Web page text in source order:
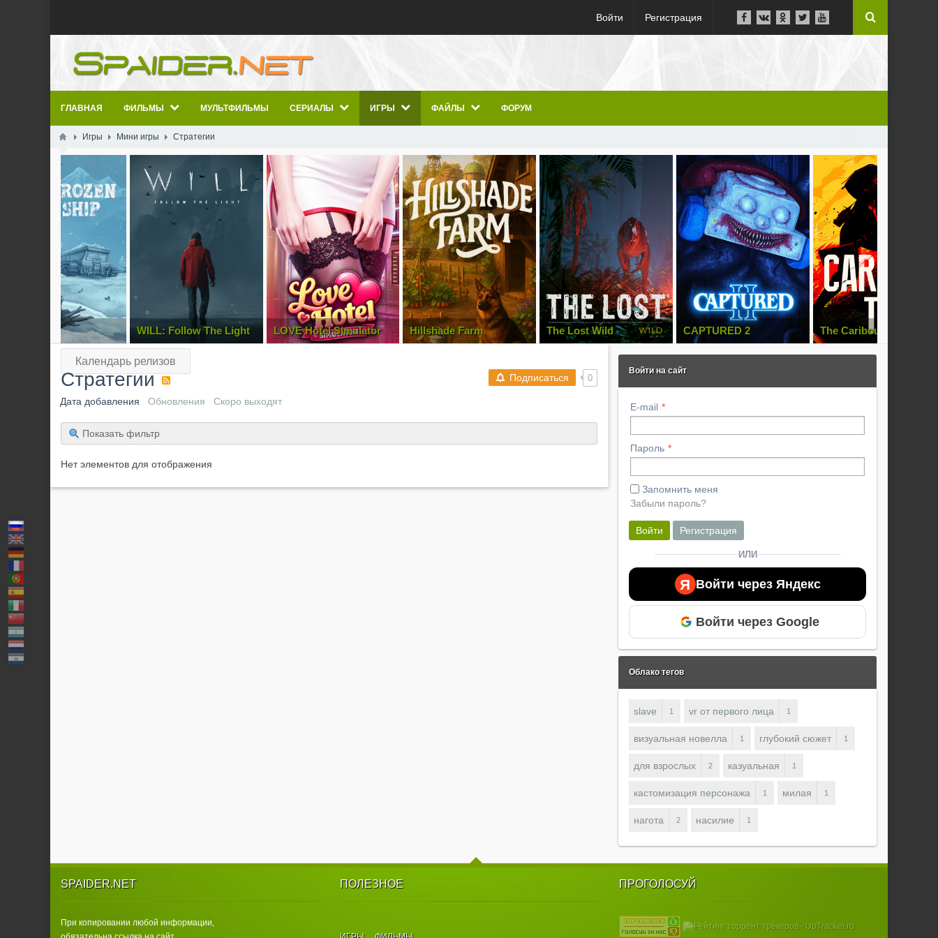
Войти Регистрация
ГЛАВНАЯ ФИЛЬМЫ МУЛЬТФИЛЬМЫ СЕРИАЛЫ ИГРЫ ФАЙЛЫ ФОРУМ
Игры Мини игры Стратегии
WILL: Follow The Light LOVE Hotel Simulator Hillshade Farm The Lost Wild CAPTURED 2 The Caribou Trail
Cthulhu: The Cosmic
Abyss
Календарь релизов
Подписаться 0
Стратегии
Дата добавления Обновления Скоро выходят
Показать фильтр
Нет элементов для отображения
Войти на сайт
E-mail
Пароль
Запомнить меня
Забыли пароль?
Войти Регистрация
ИЛИ
Я Войти через Яндекс
Войти через Google
Облако тегов
slave 1 vr от первого лица 1
визуальная новелла 1 глубокий сюжет 1
для взрослых 2 казуальная 1
кастомизация персонажа 1 милая 1
нагота 2 насилие 1
SPAIDER.NET
При копировании любой информации,
ПОЛЕЗНОЕ ПРОГОЛОСУЙ